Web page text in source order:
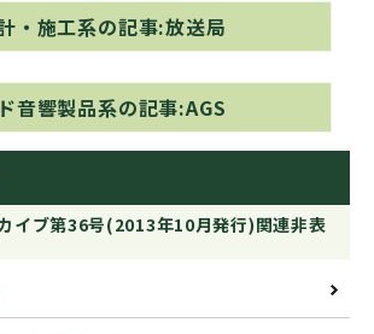
・施工系の記事:放送局
音響製品系の記事:AGS
イブ第36号(2013年10月発行)関連非表